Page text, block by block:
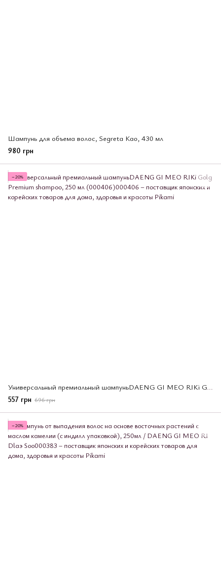
Шампунь для объема волос, Segreta Као, 430 мл
980 грн
−20%
Универсальный премиальный шампуньDAENG GI MEO RIKi Golg Premium shampoo, 250 мл (000406)
557 грн 696 грн
−20%